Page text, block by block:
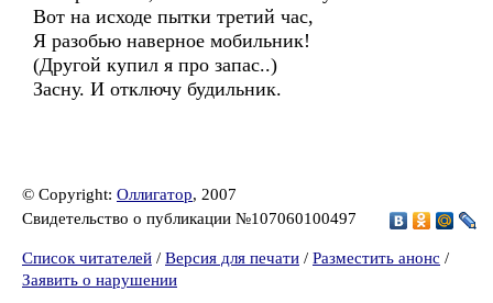
Вот на исходе пытки третий час,
Я разобью наверное мобильник!
(Другой купил я про запас..)
Засну. И отключу будильник.
© Copyright: Оллигатор, 2007
Свидетельство о публикации №107060100497
Список читателей / Версия для печати / Разместить анонс /
Заявить о нарушении